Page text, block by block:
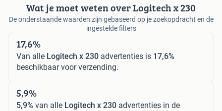
Wat je moet weten over Logitech x 230
De onderstaande waarden zijn gebaseerd op je zoekopdracht en de
ingestelde filters
17,6%
Van alle Logitech x 230 advertenties is 17,6%
beschikbaar voor verzending.
5,9%
5,9% van alle Logitech x 230 advertenties in de